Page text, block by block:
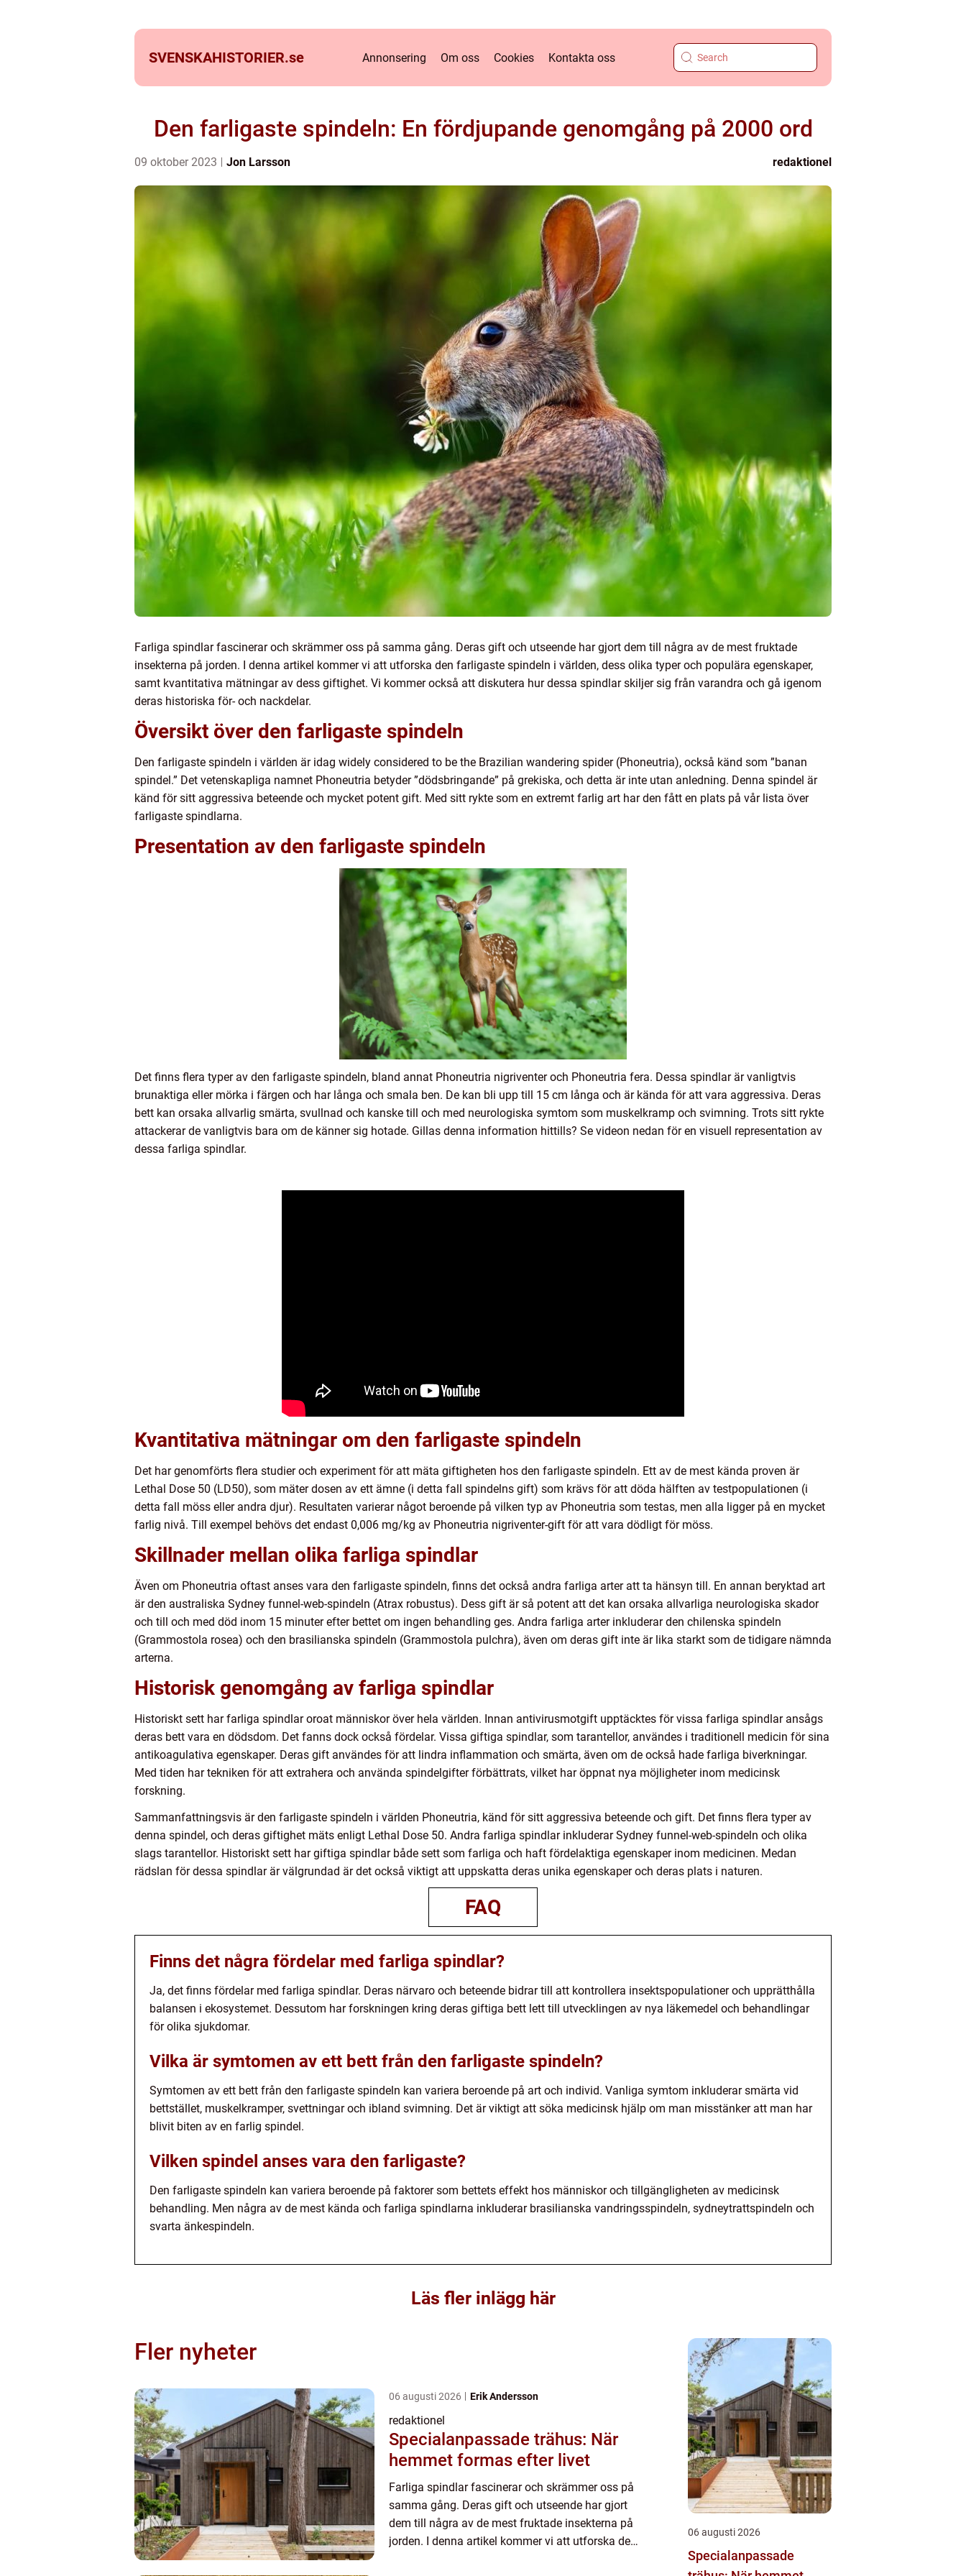
SVENSKAHISTORIER.se Annonsering Om oss Cookies Kontakta oss
Den farligaste spindeln: En fördjupande genomgång på 2000 ord
09 oktober 2023 Jon Larsson redaktionel
Farliga spindlar fascinerar och skrämmer oss på samma gång. Deras gift och utseende har gjort dem till några av de mest fruktade
insekterna på jorden. I denna artikel kommer vi att utforska den farligaste spindeln i världen, dess olika typer och populära egenskaper,
samt kvantitativa mätningar av dess giftighet. Vi kommer också att diskutera hur dessa spindlar skiljer sig från varandra och gå igenom
deras historiska för- och nackdelar.
Översikt över den farligaste spindeln
Den farligaste spindeln i världen är idag widely considered to be the Brazilian wandering spider (Phoneutria), också känd som ”banan
spindel.” Det vetenskapliga namnet Phoneutria betyder ”dödsbringande” på grekiska, och detta är inte utan anledning. Denna spindel är
känd för sitt aggressiva beteende och mycket potent gift. Med sitt rykte som en extremt farlig art har den fått en plats på vår lista över
farligaste spindlarna.
Presentation av den farligaste spindeln
Det finns flera typer av den farligaste spindeln, bland annat Phoneutria nigriventer och Phoneutria fera. Dessa spindlar är vanligtvis
brunaktiga eller mörka i färgen och har långa och smala ben. De kan bli upp till 15 cm långa och är kända för att vara aggressiva. Deras
bett kan orsaka allvarlig smärta, svullnad och kanske till och med neurologiska symtom som muskelkramp och svimning. Trots sitt rykte
attackerar de vanligtvis bara om de känner sig hotade. Gillas denna information hittills? Se videon nedan för en visuell representation av
dessa farliga spindlar.
Kvantitativa mätningar om den farligaste spindeln
Det har genomförts flera studier och experiment för att mäta giftigheten hos den farligaste spindeln. Ett av de mest kända proven är
Lethal Dose 50 (LD50), som mäter dosen av ett ämne (i detta fall spindelns gift) som krävs för att döda hälften av testpopulationen (i
detta fall möss eller andra djur). Resultaten varierar något beroende på vilken typ av Phoneutria som testas, men alla ligger på en mycket
farlig nivå. Till exempel behövs det endast 0,006 mg/kg av Phoneutria nigriventer-gift för att vara dödligt för möss.
Skillnader mellan olika farliga spindlar
Även om Phoneutria oftast anses vara den farligaste spindeln, finns det också andra farliga arter att ta hänsyn till. En annan beryktad art
är den australiska Sydney funnel-web-spindeln (Atrax robustus). Dess gift är så potent att det kan orsaka allvarliga neurologiska skador
och till och med död inom 15 minuter efter bettet om ingen behandling ges. Andra farliga arter inkluderar den chilenska spindeln
(Grammostola rosea) och den brasilianska spindeln (Grammostola pulchra), även om deras gift inte är lika starkt som de tidigare nämnda
arterna.
Historisk genomgång av farliga spindlar
Historiskt sett har farliga spindlar oroat människor över hela världen. Innan antivirusmotgift upptäcktes för vissa farliga spindlar ansågs
deras bett vara en dödsdom. Det fanns dock också fördelar. Vissa giftiga spindlar, som tarantellor, användes i traditionell medicin för sina
antikoagulativa egenskaper. Deras gift användes för att lindra inflammation och smärta, även om de också hade farliga biverkningar.
Med tiden har tekniken för att extrahera och använda spindelgifter förbättrats, vilket har öppnat nya möjligheter inom medicinsk
forskning.
Sammanfattningsvis är den farligaste spindeln i världen Phoneutria, känd för sitt aggressiva beteende och gift. Det finns flera typer av
denna spindel, och deras giftighet mäts enligt Lethal Dose 50. Andra farliga spindlar inkluderar Sydney funnel-web-spindeln och olika
slags tarantellor. Historiskt sett har giftiga spindlar både sett som farliga och haft fördelaktiga egenskaper inom medicinen. Medan
rädslan för dessa spindlar är välgrundad är det också viktigt att uppskatta deras unika egenskaper och deras plats i naturen.
FAQ
Finns det några fördelar med farliga spindlar?
Ja, det finns fördelar med farliga spindlar. Deras närvaro och beteende bidrar till att kontrollera insektspopulationer och upprätthålla
balansen i ekosystemet. Dessutom har forskningen kring deras giftiga bett lett till utvecklingen av nya läkemedel och behandlingar
för olika sjukdomar.
Vilka är symtomen av ett bett från den farligaste spindeln?
Symtomen av ett bett från den farligaste spindeln kan variera beroende på art och individ. Vanliga symtom inkluderar smärta vid
bettstället, muskelkramper, svettningar och ibland svimning. Det är viktigt att söka medicinsk hjälp om man misstänker att man har
blivit biten av en farlig spindel.
Vilken spindel anses vara den farligaste?
Den farligaste spindeln kan variera beroende på faktorer som bettets effekt hos människor och tillgängligheten av medicinsk
behandling. Men några av de mest kända och farliga spindlarna inkluderar brasilianska vandringsspindeln, sydneytrattspindeln och
svarta änkespindeln.
Läs fler inlägg här
Fler nyheter
06 augusti 2026 Erik Andersson
redaktionel
Specialanpassade trähus: När
hemmet formas efter livet
Farliga spindlar fascinerar och skrämmer oss på
samma gång. Deras gift och utseende har gjort
dem till några av de mest fruktade insekterna på
jorden. I denna artikel kommer vi att utforska den
06 augusti 2026
Specialanpassade